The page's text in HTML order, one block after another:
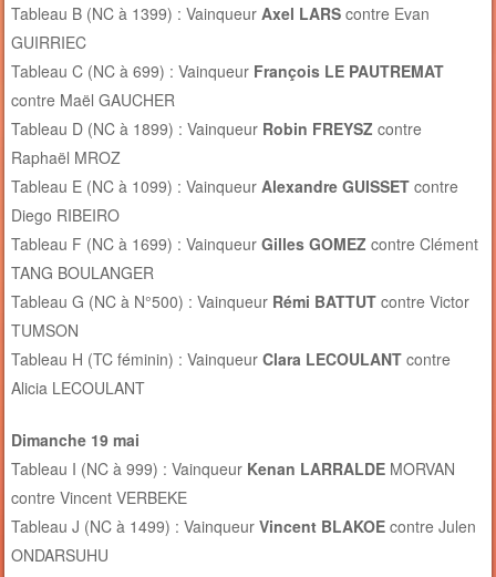
Tableau B (NC à 1399) : Vainqueur Axel LARS contre Evan
GUIRRIEC
Tableau C (NC à 699) : Vainqueur François LE PAUTREMAT
contre Maël GAUCHER
Tableau D (NC à 1899) : Vainqueur Robin FREYSZ contre
Raphaël MROZ
Tableau E (NC à 1099) : Vainqueur Alexandre GUISSET contre
Diego RIBEIRO
Tableau F (NC à 1699) : VainqueurGilles GOMEZ contre Clément
TANG BOULANGER
Tableau G (NC à N°500) : Vainqueur Rémi BATTUT contre Victor
TUMSON
Tableau H (TC féminin) : VainqueurClara LECOULANT contre
Alicia LECOULANT
Dimanche 19 mai
Tableau I (NC à 999) : Vainqueur Kenan LARRALDE MORVAN
contre Vincent VERBEKE
Tableau J (NC à 1499) : VainqueurVincent BLAKOE contre Julen
ONDARSUHU